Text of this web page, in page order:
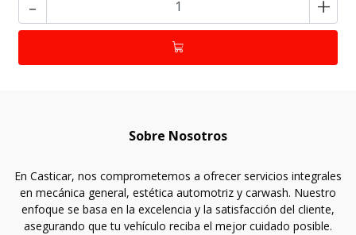
Sobre Nosotros
En Casticar, nos comprometemos a ofrecer servicios integrales
en mecánica general, estética automotriz y carwash. Nuestro
enfoque se basa en la excelencia y la satisfacción del cliente,
asegurando que tu vehículo reciba el mejor cuidado posible.